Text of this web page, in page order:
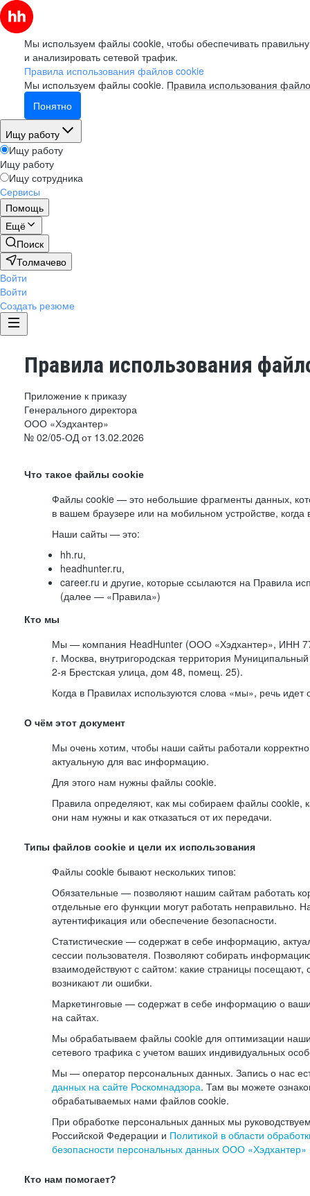
Мы используем файлы cookie, чтобы обеспечивать
и анализировать сетевой трафик.
Правила использования файлов cookie
Мы используем файлы cookie. Правила использования
Понятно
Ищу работу
Ищу работу
Ищу работу
Ищу сотрудника
Сервисы
Помощь
Ещё
Поиск
Толмачево
Войти
Войти
Создать резюме
Правила использования
Приложение к приказу
Генерального директора
ООО «Хэдхантер»
№ 02/05-ОД от 13.02.2026
Что такое файлы cookie
Файлы cookie — это небольшие фрагменты данных,
в вашем браузере или на мобильном устройстве,
Наши сайты — это:
hh.ru,
headhunter.ru,
career.ru и другие, которые ссылаются на Правила
(далее — «Правила»)
Кто мы
Мы — компания HeadHunter (ООО «Хэдхантер», ИНН
г. Москва, внутригородская территория Муниципальный
2-я Брестская улица, дом 48, помещ. 25).
Когда в Правилах используются слова «мы», речь
О чём этот документ
Мы очень хотим, чтобы наши сайты работали
актуальную для вас информацию.
Для этого нам нужны файлы cookie.
Правила определяют, как мы собираем файлы cookie,
они нам нужны и как отказаться от их передачи.
Типы файлов cookie и цели их использования
Файлы cookie бывают нескольких типов:
Обязательные — позволяют нашим сайтам работать
отдельные его функции могут работать неправильно.
аутентификация или обеспечение безопасности.
Статистические — содержат в себе информацию,
сессии пользователя. Позволяют собирать
взаимодействуют с сайтом: какие страницы посещают,
возникают ли ошибки.
Маркетинговые — содержат в себе информацию о
на сайтах.
Мы обрабатываем файлы cookie для оптимизации
сетевого трафика с учетом ваших индивидуальных
Мы — оператор персональных данных. Запись о нас
данных на сайте Роскомнадзора. Там вы можете
обрабатываемых нами файлов cookie.
При обработке персональных данных мы
Российской Федерации и Политикой в области
безопасности персональных данных ООО «Хэдхантер»
Кто нам помогает?